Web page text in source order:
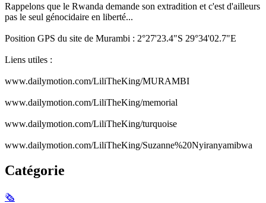
Rappelons que le Rwanda demande son extradition et c'est d'ailleurs
pas le seul génocidaire en liberté...
Position GPS du site de Murambi : 2°27'23.4"S 29°34'02.7"E
Liens utiles :
www.dailymotion.com/LiliTheKing/MURAMBI
www.dailymotion.com/LiliTheKing/memorial
www.dailymotion.com/LiliTheKing/turquoise
www.dailymotion.com/LiliTheKing/Suzanne%20Nyiranyamibwa
Catégorie
🗞